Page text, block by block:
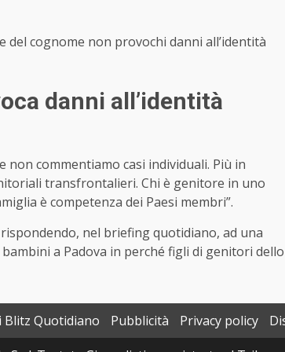
del cognome non provochi danni all’identità
danni all’identità
commentiamo casi individuali. Più in
transfrontalieri. Chi è genitore in uno
è competenza dei Paesi membri”.
nel briefing quotidiano, ad una
a Padova in perché figli di genitori dello
Blitz Quotidiano Pubblicità Privacy policy